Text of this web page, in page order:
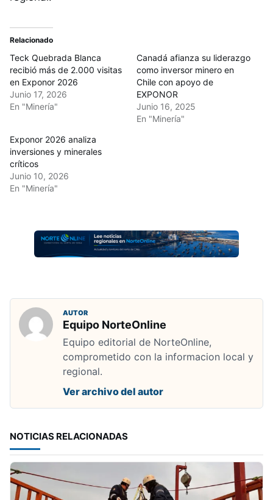
Relacionado
Teck Quebrada Blanca
recibió más de 2.000 visitas
en Exponor 2026
Junio 17, 2026
En "Minería"
Canadá afianza su liderazgo
como inversor minero en
Chile con apoyo de
EXPONOR
Junio 16, 2025
En "Minería"
Exponor 2026 analiza
inversiones y minerales
críticos
Junio 10, 2026
En "Minería"
AUTOR
Equipo NorteOnline
Equipo editorial de NorteOnline,
comprometido con la informacion local y
regional.
Ver archivo del autor
NOTICIAS RELACIONADAS